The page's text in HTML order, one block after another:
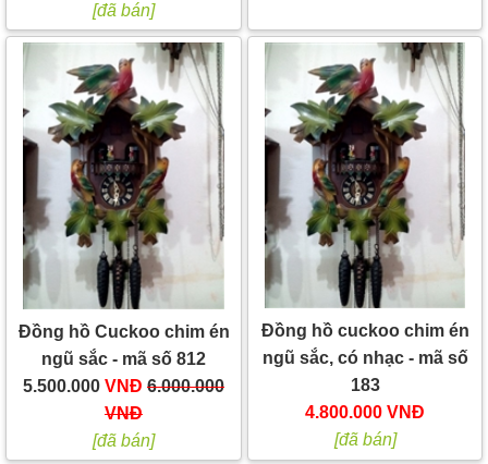
[đã bán]
Đồng hồ Cuckoo chim én
ngũ sắc - mã số 812
5.500.000 VNĐ 6.000.000
VNĐ
[đã bán]
Đồng hồ cuckoo chim én
ngũ sắc, có nhạc - mã số
183
4.800.000 VNĐ
[đã bán]